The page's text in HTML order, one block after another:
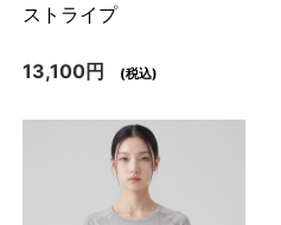
ストライプ
13,100円 (税込)